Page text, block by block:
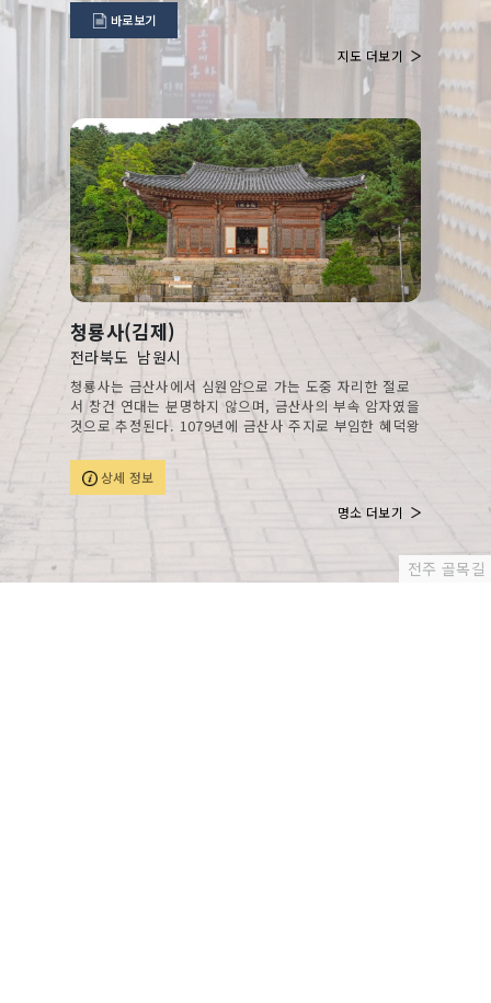
전주 골목길
바로보기
지도 더보기
청룡사(김제)
전라북도 남원시
청룡사는 금산사에서 심원암으로 가는 도중 자리한 절로
서 창건 연대는 분명하지 않으며, 금산사의 부속 암자였을
것으로 추정된다. 1079년에 금산사 주지로 부임한 혜덕왕
사가 금산사를 중창할 당시 모악산 내에 40여 암자를 세
웠는데, 이때 청룡사의 전신인 용장사를 창건하였다고 한
다. 1954년에 승려 용봉이 금산사 주지로 부임한 후 용장
사를 복원하는 과정에서 청룡사로 절 이름을 바꾸었다. 현
재 건물은 1974년에 세운 것이다. 관음전에 모셔진 김제
원래 완주군 용진면 간중리 봉서사에 있었으나 1950년대
상세 정보
명소 더보기